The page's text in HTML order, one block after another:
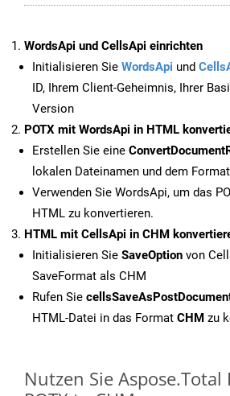
WordsApi und CellsApi einrichten
Initialisieren Sie WordsApi und
ID, Ihrem Client-Geheimnis, Ihrer
Version
POTX mit WordsApi in HTML
Erstellen Sie eine
lokalen Dateinamen und dem
Verwenden Sie WordsApi, um das
HTML zu konvertieren.
HTML mit CellsApi in CHM
Initialisieren Sie SaveOption von
SaveFormat als CHM
Rufen Sie
HTML-Datei in das Format CHM zu
Nutzen Sie Aspose.Total